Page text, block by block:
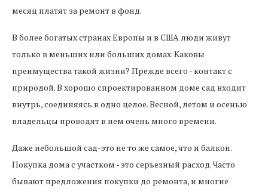
месяц платят за ремонт в фонд.
В более богатых странах Европы и в США люди живут
только в меньших или больших домах. Каковы
преимущества такой жизни? Прежде всего - контакт с
природой. В хорошо спроектированном доме сад входит
внутрь, соединяясь в одно целое. Весной, летом и осенью
владельцы проводят в нем очень много времени.
Даже небольшой сад-это не то же самое, что и балкон.
Покупка дома с участком - это серьезный расход. Часто
бывают предложения покупки до ремонта, и многие